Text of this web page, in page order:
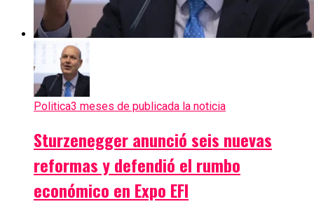
Politica3 meses de publicada la noticia
Sturzenegger anunció seis nuevas
reformas y defendió el rumbo
económico en Expo EFI